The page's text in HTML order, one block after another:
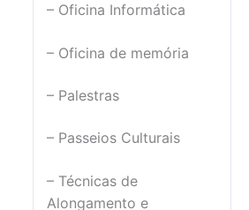
– Oficina Informática
– Oficina de memória
– Palestras
– Passeios Culturais
– Técnicas de
Alongamento e